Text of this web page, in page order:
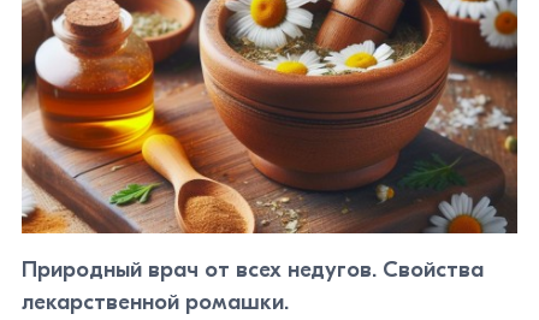
Природный врач от всех недугов. Свойства
лекарственной ромашки.